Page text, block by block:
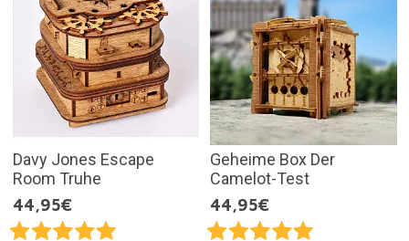
Davy Jones Escape
Room Truhe
44,95€
Geheime Box Der
Camelot-Test
44,95€